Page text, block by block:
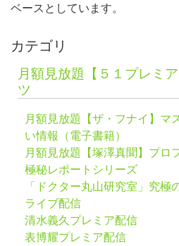
ベースとしています。
カテゴリ
月額見放題【５１プレミ
ツ
月額見放題【ザ・フナイ】マ
い情報（電子書籍）
月額見放題【塚澤真聞】プロ
極秘レポートシリーズ
「ドクター丸山研究室」究極
ライブ配信
清水義久プレミア配信
表博耀プレミア配信